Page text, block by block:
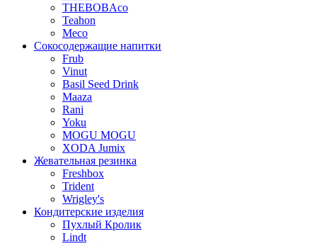
THEBOBAco
Teahon
Meco
Сокосодержащие напитки
Frub
Vinut
Basil Seed Drink
Maaza
Rani
Yoku
MOGU MOGU
XODA Jumix
Жевательная резинка
Freshbox
Trident
Wrigley's
Кондитерские изделия
Пухлый Кролик
Lindt